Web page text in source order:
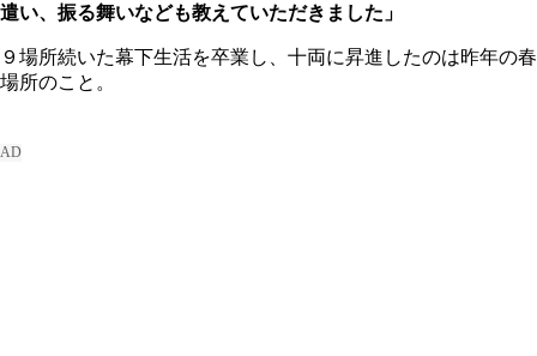
遣い、振る舞いなども教えていただきました」
９場所続いた幕下生活を卒業し、十両に昇進したのは昨年の春
場所のこと。